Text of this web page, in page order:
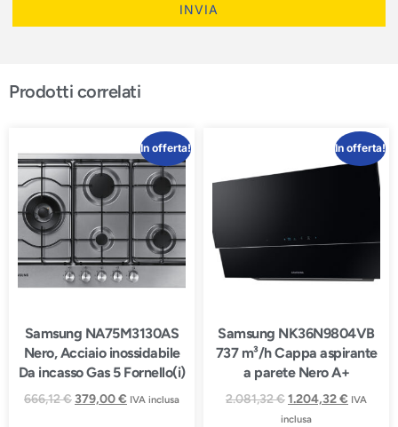
INVIA
Prodotti correlati
In offerta!
Samsung NA75M3130AS
Nero, Acciaio inossidabile
Da incasso Gas 5 Fornello(i)
666,12€379,00€ IVA inclusa
In offerta!
Samsung NK36N9804VB
737 m³/h Cappa aspirante
a parete Nero A+
2.081,32€1.204,32€ IVA
inclusa